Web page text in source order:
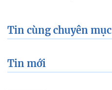
Tin cùng chuyên mục
Tin mới